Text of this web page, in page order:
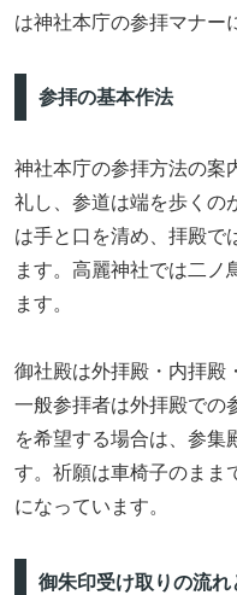
は神社本庁の参拝マナー
参拝の基本作法
神社本庁の参拝方法の案
礼し、参道は端を歩くの
は手と口を清め、拝殿で
ます。高麗神社では二ノ
ます。
御社殿は外拝殿・内拝殿
一般参拝者は外拝殿での
を希望する場合は、参集
す。祈願は車椅子のまま
になっています。
御朱印受け取りの流れ